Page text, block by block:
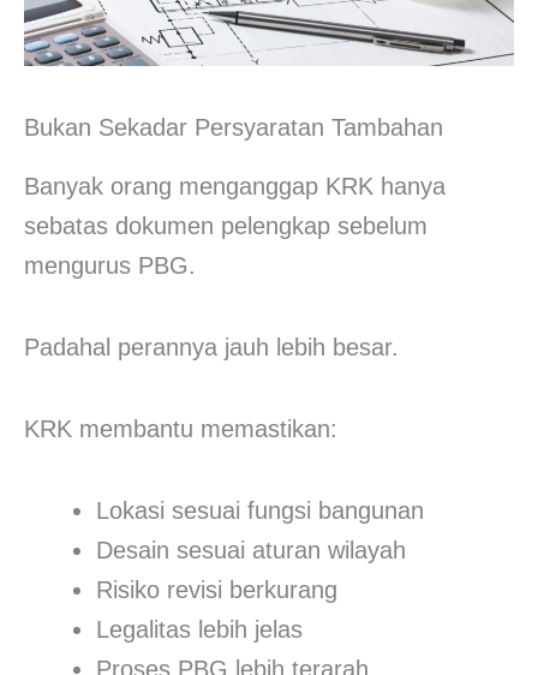
Bukan Sekadar Persyaratan Tambahan
Banyak orang menganggap KRK hanya
sebatas dokumen pelengkap sebelum
mengurus PBG.
Padahal perannya jauh lebih besar.
KRK membantu memastikan:
Lokasi sesuai fungsi bangunan
Desain sesuai aturan wilayah
Risiko revisi berkurang
Legalitas lebih jelas
Proses PBG lebih terarah